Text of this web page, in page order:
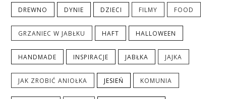
DREWNO DYNIE DZIECI FILMY FOOD
GRZANIEC W JABŁKU HAFT HALLOWEEN
HANDMADE INSPIRACJE JABŁKA JAJKA
JAK ZROBIĆ ANIOŁKA JESIEŃ KOMUNIA